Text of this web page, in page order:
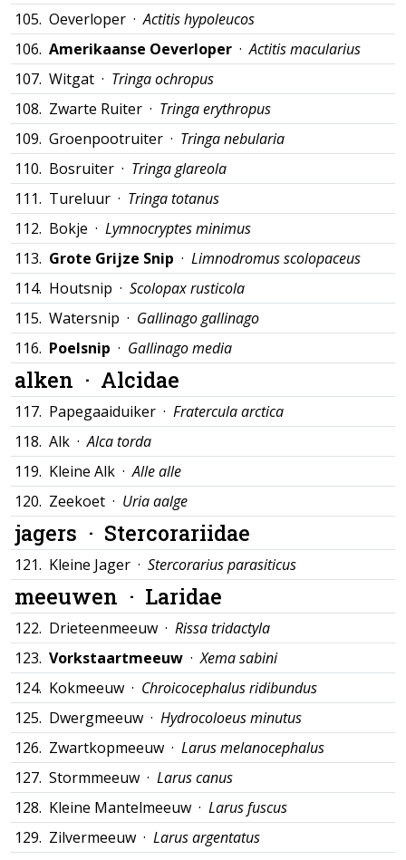
105. Oeverloper ·Actitis hypoleucos
106. Amerikaanse Oeverloper ·Actitis macularius
107. Witgat · Tringa ochropus
108. Zwarte Ruiter · Tringa erythropus
109. Groenpootruiter · Tringa nebularia
110. Bosruiter · Tringa glareola
111. Tureluur · Tringa totanus
112. Bokje · Lymnocryptes minimus
113. Grote Grijze Snip · Limnodromus scolopaceus
114. Houtsnip · Scolopax rusticola
115. Watersnip · Gallinago gallinago
116. Poelsnip · Gallinago media
alken · Alcidae
117. Papegaaiduiker · Fratercula arctica
118. Alk ·Alca torda
119. Kleine Alk ·Alle alle
120. Zeekoet · Uria aalge
jagers · Stercorariidae
121. Kleine Jager · Stercorarius parasiticus
meeuwen · Laridae
122. Drieteenmeeuw · Rissa tridactyla
123. Vorkstaartmeeuw ·Xema sabini
124. Kokmeeuw · Chroicocephalus ridibundus
125. Dwergmeeuw · Hydrocoloeus minutus
126. Zwartkopmeeuw · Larus melanocephalus
127. Stormmeeuw · Larus canus
128. Kleine Mantelmeeuw · Larus fuscus
129. Zilvermeeuw · Larus argentatus